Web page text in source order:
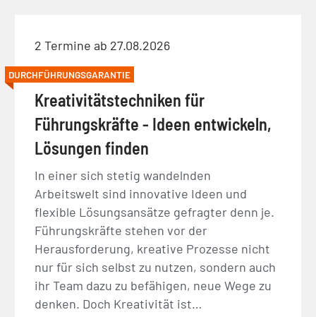
2 Termine ab 27.08.2026
DURCHFÜHRUNGSGARANTIE
Kreativitätstechniken für
Führungskräfte - Ideen entwickeln,
Lösungen finden
In einer sich stetig wandelnden
Arbeitswelt sind innovative Ideen und
flexible Lösungsansätze gefragter denn je.
Führungskräfte stehen vor der
Herausforderung, kreative Prozesse nicht
nur für sich selbst zu nutzen, sondern auch
ihr Team dazu zu befähigen, neue Wege zu
denken. Doch Kreativität ist…